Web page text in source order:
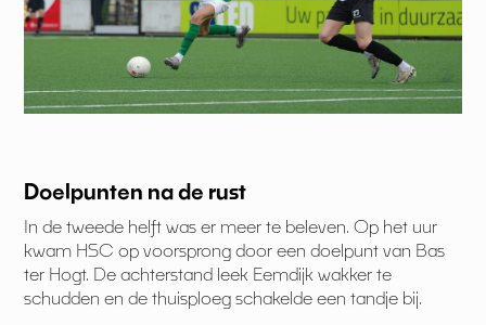
Doelpunten na de rust
In de tweede helft was er meer te beleven. Op het uur
kwam HSC op voorsprong door een doelpunt van Bas
ter Hogt. De achterstand leek Eemdijk wakker te
schudden en de thuisploeg schakelde een tandje bij.